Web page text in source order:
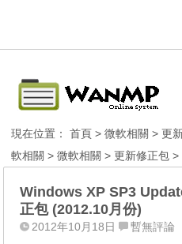
現在位置：首頁 >微軟相關 >更
軟相關 >微軟相關 >更新修正包 >
Windows XP SP3
正包 (2012.10月份)
2012年10月18日 暫無評論